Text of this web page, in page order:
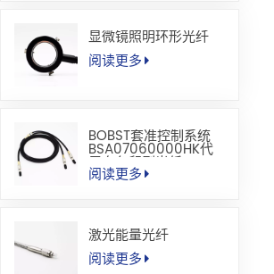
显微镜照明环形光纤
阅读更多
BOBST套准控制系统
BSA07060000HK代
用套色印刷光纤
阅读更多
激光能量光纤
阅读更多